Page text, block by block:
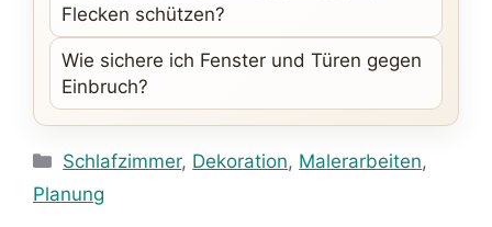
Flecken schützen?
Wie sichere ich Fenster und Türen gegen
Einbruch?
Kategorien
Schlafzimmer, Dekoration, Malerarbeiten,
Planung